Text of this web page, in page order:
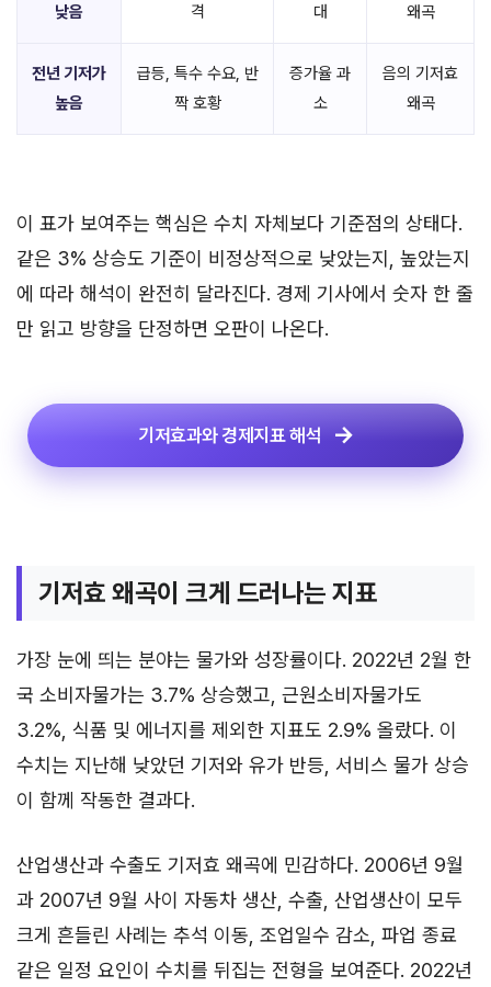
낮음
격
대
왜곡
전년 기저가
높음
급등, 특수 수요, 반
짝 호황
증가율 과
소
음의 기저효
왜곡
이 표가 보여주는 핵심은 수치 자체보다 기준점의 상태다.
같은 3% 상승도 기준이 비정상적으로 낮았는지, 높았는지
에 따라 해석이 완전히 달라진다. 경제 기사에서 숫자 한 줄
만 읽고 방향을 단정하면 오판이 나온다.
기저효과와 경제지표 해석
기저효 왜곡이 크게 드러나는 지표
가장 눈에 띄는 분야는 물가와 성장률이다. 2022년 2월 한
국 소비자물가는 3.7% 상승했고, 근원소비자물가도
3.2%, 식품 및 에너지를 제외한 지표도 2.9% 올랐다. 이
수치는 지난해 낮았던 기저와 유가 반등, 서비스 물가 상승
이 함께 작동한 결과다.
산업생산과 수출도 기저효 왜곡에 민감하다. 2006년 9월
과 2007년 9월 사이 자동차 생산, 수출, 산업생산이 모두
크게 흔들린 사례는 추석 이동, 조업일수 감소, 파업 종료
같은 일정 요인이 수치를 뒤집는 전형을 보여준다. 2022년